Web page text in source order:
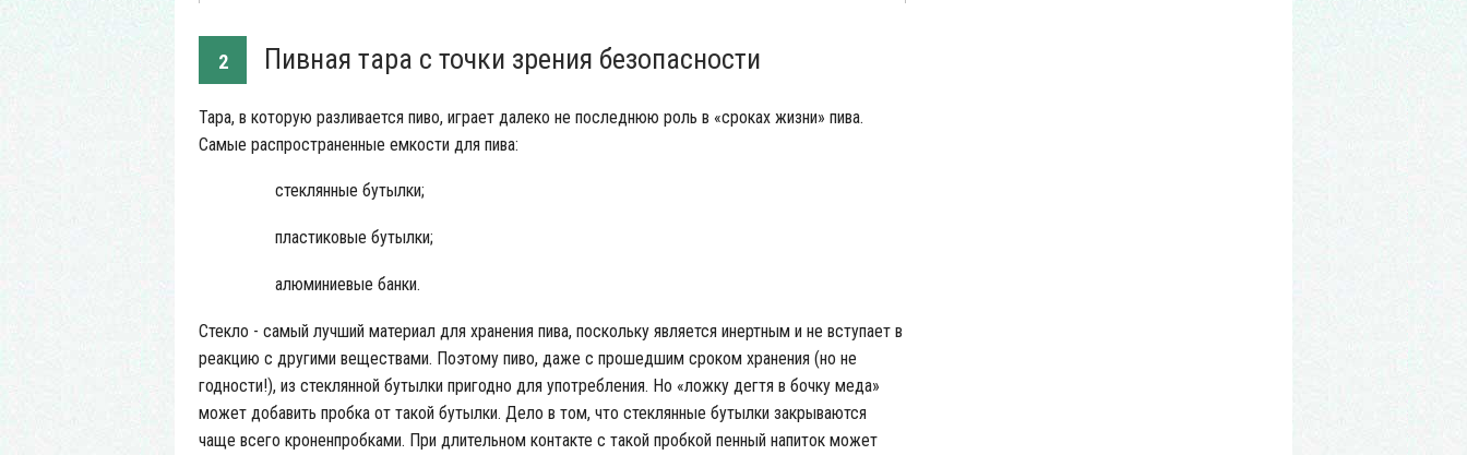
2 Пивная тара с точки зрения безопасности
Тара, в которую разливается пиво, играет далеко не последнюю роль в «сроках жизни» пива.
Самые распространенные емкости для пива:
стеклянные бутылки;
пластиковые бутылки;
алюминиевые банки.
Стекло - самый лучший материал для хранения пива, поскольку является инертным и не вступает в
реакцию с другими веществами. Поэтому пиво, даже с прошедшим сроком хранения (но не
годности!), из стеклянной бутылки пригодно для употребления. Но «ложку дегтя в бочку меда»
может добавить пробка от такой бутылки. Дело в том, что стеклянные бутылки закрываются
чаще всего кроненпробками. При длительном контакте с такой пробкой пенный напиток может